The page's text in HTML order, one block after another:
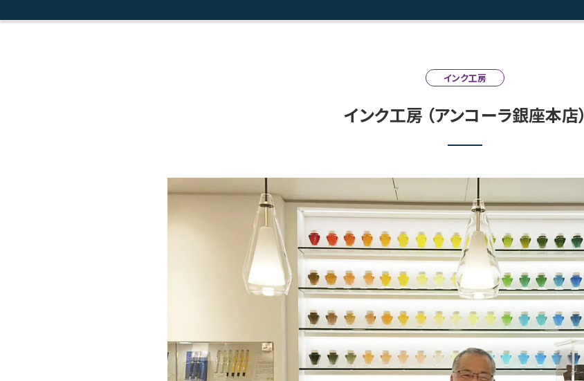
インク工房
インク工房 （アンコーラ銀座本店）